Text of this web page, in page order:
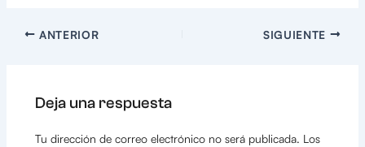
ANTERIOR SIGUIENTE
Deja una respuesta
Tu dirección de correo electrónico no será publicada. Los